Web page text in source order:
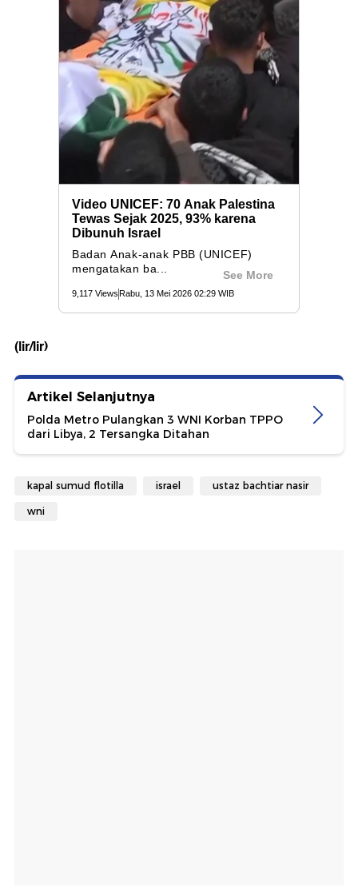
(lir/lir)
Artikel Selanjutnya
Polda Metro Pulangkan 3 WNI Korban TPPO
dari Libya, 2 Tersangka Ditahan
kapal sumud flotilla israel ustaz bachtiar nasir
wni